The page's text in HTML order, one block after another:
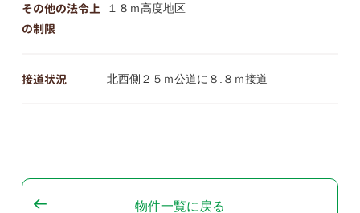
その他の法令上
の制限
１８ｍ高度地区
接道状況 北西側２５ｍ公道に８.８ｍ接道
物件一覧に戻る